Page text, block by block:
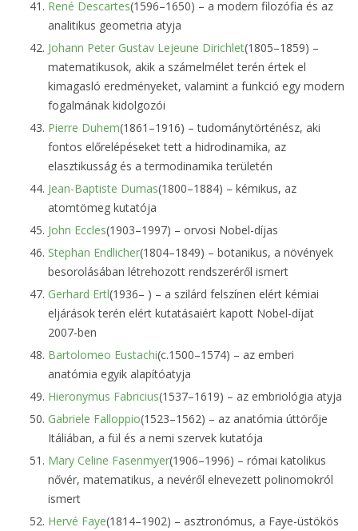
René Descartes(1596–1650) – a modern filozófia és az
analitikus geometria atyja
Johann Peter Gustav Lejeune Dirichlet(1805–1859) –
matematikusok, akik a számelmélet terén értek el
kimagasló eredményeket, valamint a funkció egy modern
fogalmának kidolgozói
Pierre Duhem(1861–1916) – tudománytörténész, aki
fontos előrelépéseket tett a hidrodinamika, az
elasztikusság és a termodinamika területén
Jean-Baptiste Dumas(1800–1884) – kémikus, az
atomtömeg kutatója
John Eccles(1903–1997) – orvosi Nobel-díjas
Stephan Endlicher(1804–1849) – botanikus, a növények
besorolásában létrehozott rendszeréről ismert
Gerhard Ertl(1936– ) – a szilárd felszínen elért kémiai
eljárások terén elért kutatásaiért kapott Nobel-díjat
2007-ben
Bartolomeo Eustachi(c.1500–1574) – az emberi
anatómia egyik alapítóatyja
Hieronymus Fabricius(1537–1619) – az embriológia atyja
Gabriele Falloppio(1523–1562) – az anatómia úttörője
Itáliában, a fül és a nemi szervek kutatója
Mary Celine Fasenmyer(1906–1996) – római katolikus
nővér, matematikus, a nevéről elnevezett polinomokról
ismert
Hervé Faye(1814–1902) – asztronómus, a Faye-üstökös